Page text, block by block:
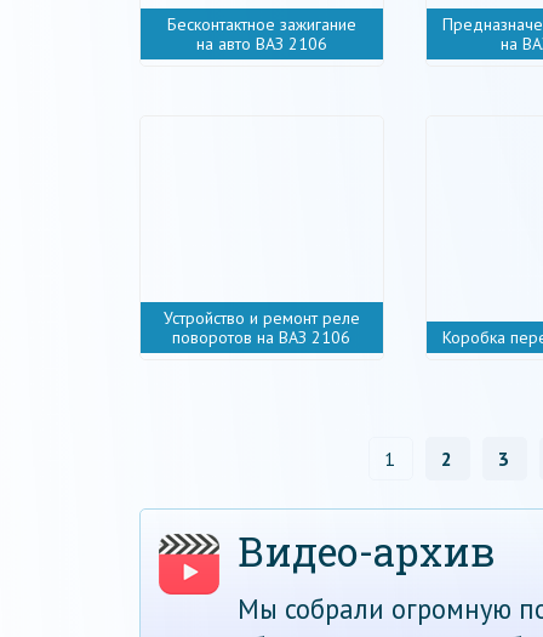
Бесконтактное зажигание
на авто ВАЗ 2106
на
Устройство и ремонт реле
поворотов на ВАЗ 2106
Коробка
1 2 3
Видео-архив
Мы собрали огромную